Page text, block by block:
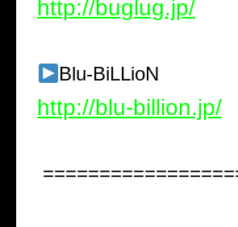
http://buglug.jp/
Blu-BiLLioN
http://blu-billion.jp/